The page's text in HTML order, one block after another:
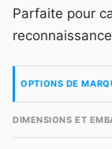
Parfaite pour
OPTIONS DE
DIMENSIONS ET